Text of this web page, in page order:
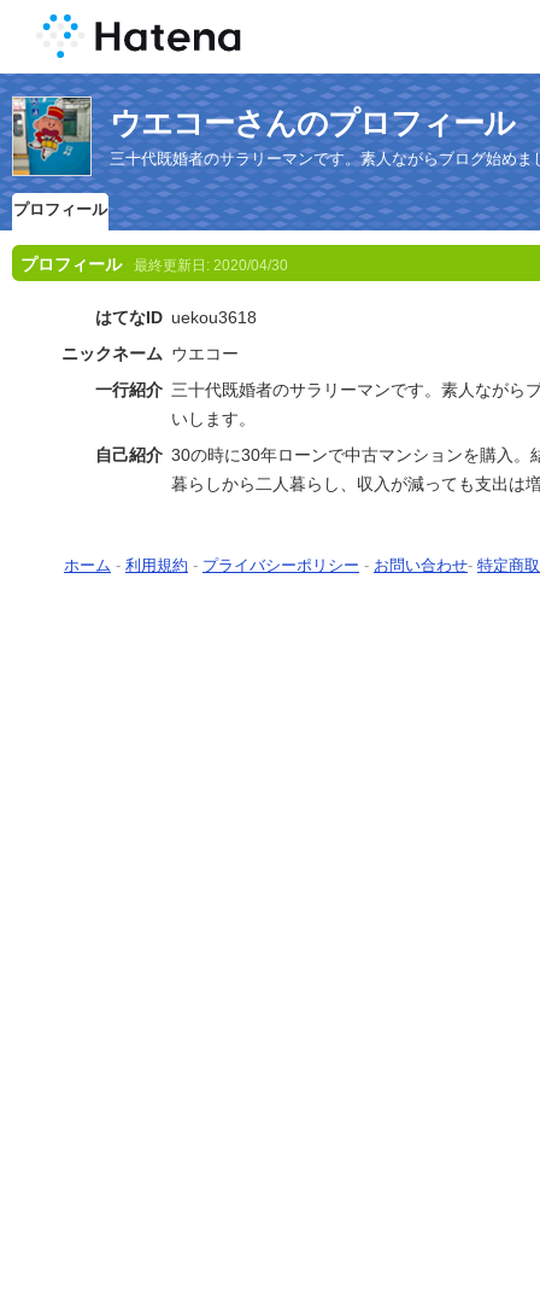
ウエコーさんのプロフィール
三十代既婚者のサラリーマンです。素人ながらブログ始め
プロフィール
プロフィール 最終更新日: 2020/04/30
はてなID uekou3618
ニックネーム ウエコー
一行紹介 三十代既婚者のサラリーマンです。素人ながら
いします。
自己紹介 30の時に30年ローンで中古マンションを購入。
暮らしから二人暮らし、収入が減っても支出は
ホーム - 利用規約 - プライバシーポリシー - お問い合わせ- 特定商